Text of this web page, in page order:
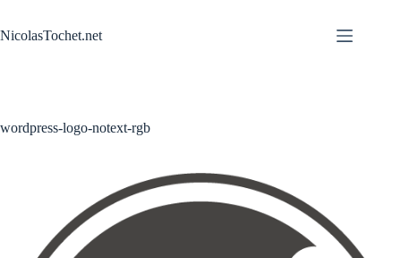
contenu
NicolasTochet.net
wordpress-logo-notext-rgb